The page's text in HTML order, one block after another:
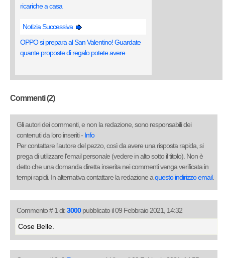
ricariche a casa
Notizia Successiva
OPPO si prepara al San Valentino! Guardate
quante proposte di regalo potete avere
Commenti (2)
Gli autori dei commenti, e non la redazione, sono responsabili dei
contenuti da loro inseriti - Info
Per contattare l'autore del pezzo, così da avere una risposta rapida, si
prega di utilizzare l'email personale (vedere in alto sotto il titolo). Non è
detto che una domanda diretta inserita nei commenti venga verificata in
tempi rapidi. In alternativa contattare la redazione aquesto indirizzo email.
Commento # 1 di:3000pubblicato il 09 Febbraio 2021, 14:32
Cose Belle.